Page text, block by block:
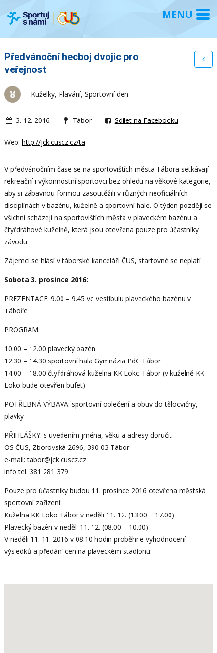
Předvánoční hecboj dvojic pro
veřejnost
Kuželky, Plavání, Sportovní den
3. 12. 2016 Tábor Sdílet na Facebooku
Web: http://jck.cuscz.cz/ta
V předvánočním čase se na sportovištích města Tábora setkávají
rekreační i výkonnostní sportovci bez ohledu na věkové kategorie,
aby si zábavnou formou zasoutěžili v různých neoficiálních
disciplínách v bazénu, kuželně a sportovní hale. O týden později se
všichni scházejí na sportovištích města v plaveckém bazénu a
čtyřdráhové kuželně, která jsou otevřena pouze pro účastníky
závodu.
Zájemci se hlásí v táborské kanceláři ČUS, startovné se neplatí.
Sobota 3. prosince 2016:
PREZENTACE: 9.00 – 9.45 ve vestibulu plaveckého bazénu v
Táboře
PROGRAM:
10.00 – 12.00 plavecký bazén
12.30 – 14.30 sportovní hala Gymnázia PdC Tábor
14.00 – 18.00 čtyřdráhová kuželna KK Loko Tábor (v kuželně KK
Loko bude otevřen bufet)
POTŘEBNÁ VÝBAVA: sportovní oblečení a obuv do tělocvičny,
plavky
PŘIHLÁŠKY: s uvedením jména, věku a adresy doručit
OS ČUS, Zborovská 2696, 390 03 Tábor
e-mail: tabor@jck.cuscz.cz
info tel. 381 281 379
Pouze pro účastníky budou 11. prosince 2016 otevřena městská
sportovní zařízení:
Kuželna KK Loko Tábor v neděli 11. 12. (13.00 – 17.00)
Plavecký bazén v neděli 11. 12. (08.00 – 10.00)
V neděli 11. 11. 2016 v 08.10 hodin proběhne vyhodnocení
výsledků a předání cen na plaveckém stadionu.